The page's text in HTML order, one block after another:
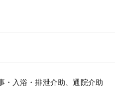
・入浴・排泄介助、通院介助